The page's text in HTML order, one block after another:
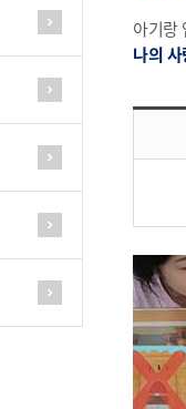
아기랑
나의